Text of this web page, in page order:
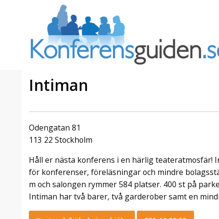
Intiman
Odengatan 81
113 22 Stockholm
Håll er nästa konferens i en härlig teateratmosfär!
för konferenser, föreläsningar och mindre
m och salongen rymmer 584 platser. 400 st på
Intiman har två barer, två garderober samt en
av att
Stockholm Hotel
Julerbjudande
2026 hos oss. Mellan den 23
november och 19 december
förvandlar vi våra lokaler till en
stämningsfull mötesplats där
hantverk, tradi ...